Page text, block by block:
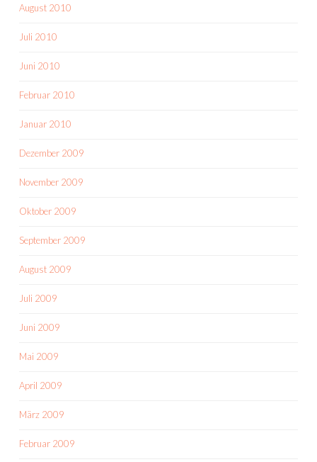
August 2010
Juli 2010
Juni 2010
Februar 2010
Januar 2010
Dezember 2009
November 2009
Oktober 2009
September 2009
August 2009
Juli 2009
Juni 2009
Mai 2009
April 2009
März 2009
Februar 2009